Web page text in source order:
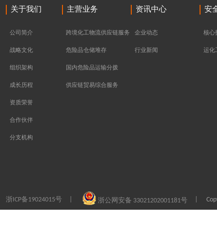
关于我们
公司简介
战略文化
组织架构
成长历程
资质荣誉
合作伙伴
分支机构
主营业务
跨境化工物流供应链服务
危险品仓储堆存
国内危险品运输分拨
供应链贸易综合服务
资讯中心
企业动态
行业新闻
安
核心
运化
浙ICP备19024015号 浙公网安备 33021202001181号